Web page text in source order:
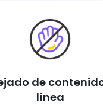
de
línea